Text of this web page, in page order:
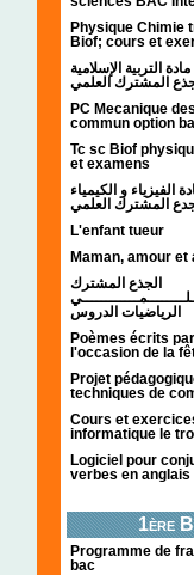
Physique Chimie
Biof; cours et
التربية الإسلامية
المشترك العلمي
PC Mecanique
commun option
Tc sc Biof
et examens
الفيزياء و الكيمياء
L'enfant tueur
Maman, amour et
الجذع المشترك
الرياضيات الدروس
Poèmes écrits
l'occasion de la
Projet
techniques de
Cours et
informatique le
Logiciel pour
verbes en anglais
1ère
Programme de
bac